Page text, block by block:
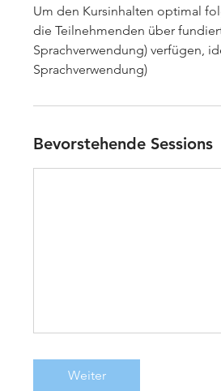
Um den Kursinhalten optimal
die Teilnehmenden über
Sprachverwendung) verfügen,
Sprachverwendung)
Bevorstehende Sessions
Weiter